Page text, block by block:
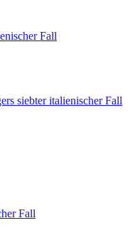
Fall
siebter italienischer Fall
Fall